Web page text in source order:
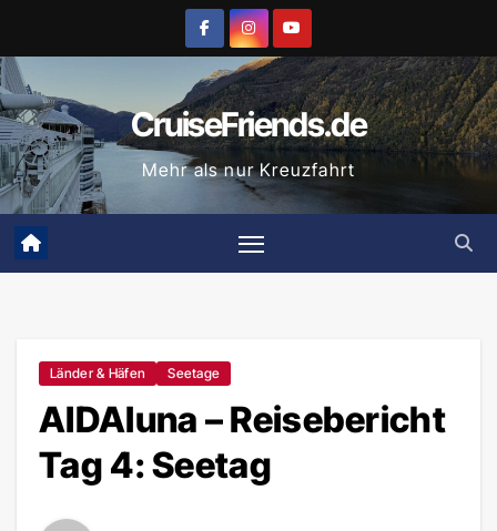
springen
CruiseFriends.de
Mehr als nur Kreuzfahrt
Länder & Häfen Seetage
AIDAluna – Reisebericht
Tag 4: Seetag